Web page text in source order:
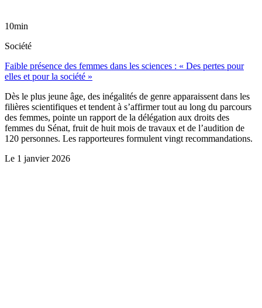
10min
Société
Faible présence des femmes dans les sciences : « Des pertes pour
elles et pour la société »
Dès le plus jeune âge, des inégalités de genre apparaissent dans les
filières scientifiques et tendent à s’affirmer tout au long du parcours
des femmes, pointe un rapport de la délégation aux droits des
femmes du Sénat, fruit de huit mois de travaux et de l’audition de
120 personnes. Les rapporteures formulent vingt recommandations.
Le 1 janvier 2026